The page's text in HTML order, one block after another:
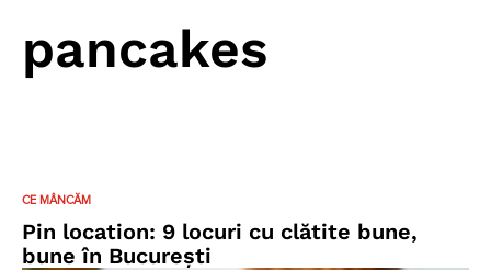
pancakes
CE MÂNCĂM
Pin location: 9 locuri cu clătite bune,
bune în București